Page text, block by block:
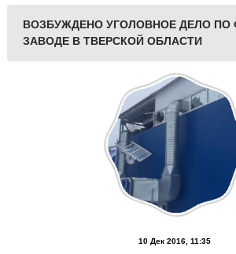
ВОЗБУЖДЕНО УГОЛОВНОЕ ДЕЛО ПО
ЗАВОДЕ В ТВЕРСКОЙ ОБЛАСТИ
10 Дек 2016, 11:35